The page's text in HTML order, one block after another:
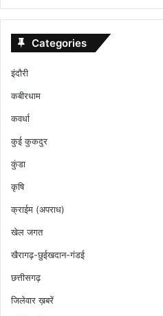
Categories
इंदौरी
कबीरधाम
कवर्धा
कुई कुकदुर
कुंडा
कृषि
क्राईम (अपराध)
खेल जगत
खैरागढ़-छुईखदान-गंडई
छत्तीसगढ़
जिलेवार ख़बरें